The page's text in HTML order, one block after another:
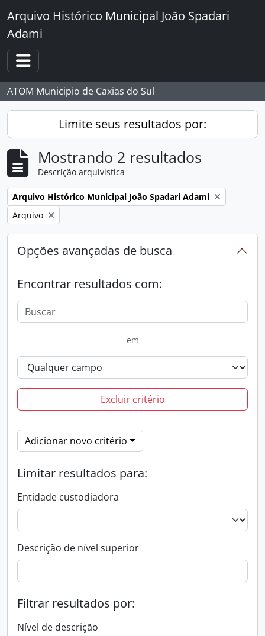
Skip to main content
Arquivo Histórico Municipal João Spadari
Adami
Toggle navigation
ATOM Municipio de Caxias do Sul
Limite seus resultados por:
Mostrando 2 resultados
Descrição arquivística
Remover filtro:
Arquivo Histórico Municipal João Spadari Adami
Remover filtro:
Arquivo
Opções avançadas de busca
Encontrar resultados com:
em
Excluir critério
Adicionar novo critério
Limitar resultados para:
Entidade custodiadora
Descrição de nível superior
Filtrar resultados por:
Nível de descrição